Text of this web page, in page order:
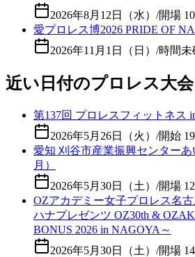
2026年8月12日（水） /開場
愛プロレス博2026 PRIDE OF
2026年11月1日（日） /時間未
近い日付のプロレス大会
第137回 プロレスフィットネス
2026年5月26日（火） /開始
愛知 刈谷市産業振興センター
月）
2026年5月30日（土） /開場
OZアカデミー女子プロレス名
ハナプレゼンツ OZ30th &
BONUS 2026 in NAGOYA～
2026年5月30日（土） /開場